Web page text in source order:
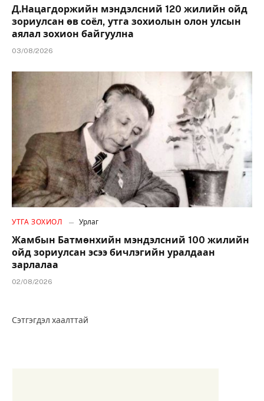
Д.Нацагдоржийн мэндэлсний 120 жилийн ойд
зориулсан өв соёл, утга зохиолын олон улсын
аялал зохион байгуулна
03/08/2026
УТГА ЗОХИОЛ Урлаг
Жамбын Батмөнхийн мэндэлсний 100 жилийн
ойд зориулсан эсээ бичлэгийн уралдаан
зарлалаа
02/08/2026
Сэтгэгдэл хаалттай